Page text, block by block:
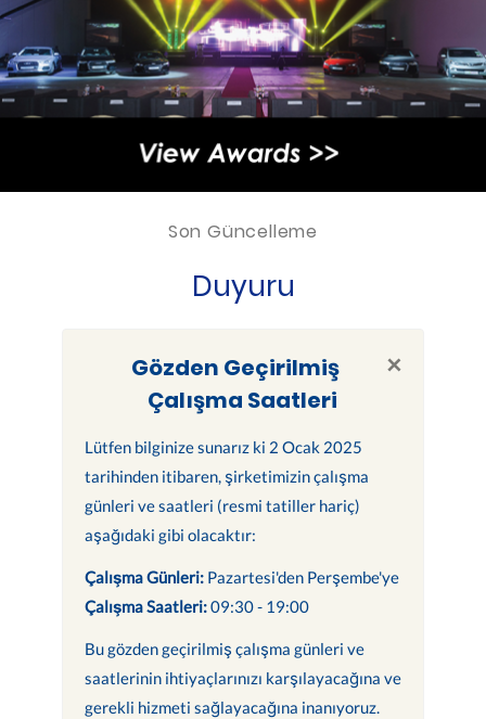
Son Güncelleme
Duyuru
×
Gözden Geçirilmiş
Çalışma Saatleri
Lütfen bilginize sunarız ki 2 Ocak 2025
tarihinden itibaren, şirketimizin çalışma
günleri ve saatleri (resmi tatiller hariç)
aşağıdaki gibi olacaktır:
Çalışma Günleri:Pazartesi'den Perşembe'ye
Çalışma Saatleri:09:30 - 19:00
Bu gözden geçirilmiş çalışma günleri ve
saatlerinin ihtiyaçlarınızı karşılayacağına ve
gerekli hizmeti sağlayacağına inanıyoruz.